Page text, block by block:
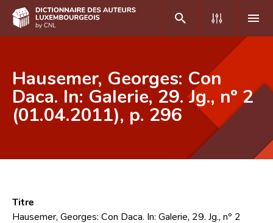
DE FR
Accueil
Recherche avancée
CNL
Hausemer, Georges: Con
Daca. In: Galerie, 29. Jg., nº 2
(01.04.2011), p. 296
Titre
Hausemer, Georges: Con Daca. In: Galerie, 29. Jg., nº 2